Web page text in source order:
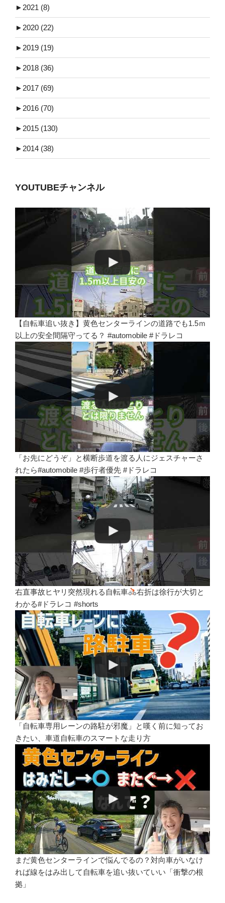
► 2021 (8)
► 2020 (22)
► 2019 (19)
► 2018 (36)
► 2017 (69)
► 2016 (70)
► 2015 (130)
► 2014 (38)
YOUTUBEチャンネル
【自転車追い抜き】黄色センターラインの道路でも1.5ｍ
以上の安全間隔守ってる？ #automobile #ドラレコ
「お先にどうぞ」と横断歩道を渡る人にジェスチャーさ
れたら#automobile #歩行者優先 #ドラレコ
右直事故ヒヤリ突然現れる自転車
右折は徐行が大切と
わかる#ドラレコ #shorts
「自転車専用レーンの路駐が邪魔」と嘆く前に知ってお
きたい、車道自転車のスマートな走り方
まだ黄色センターラインで悩んでるの？対向車がいなけ
れば線をはみ出して自転車を追い抜いていい「衝撃の根
拠」